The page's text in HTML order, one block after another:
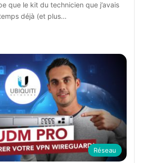
que le kit du technicien que j’avais
déjà (et plus…
Réseau